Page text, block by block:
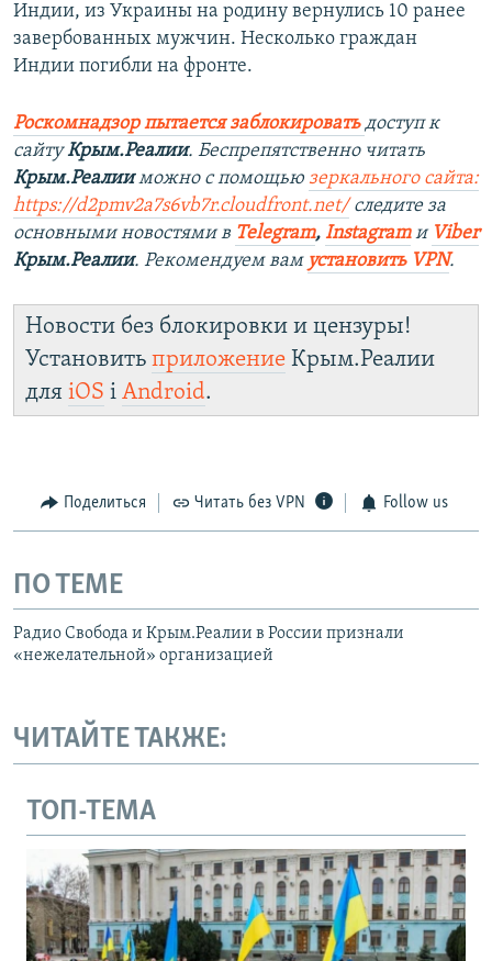
Индии, из Украины на родину вернулись 10 ранее
завербованных мужчин. Несколько граждан
Индии погибли на фронте.
Роскомнадзор пытается заблокировать доступ к
сайтуКрым.Реалии. Беспрепятственно читать
Крым.Реалииможно с помощью зеркального сайта:
https://d2pmv2a7s6vb7r.cloudfront.net/ следите за
основными новостями в Telegram, Instagramи Viber
Крым.Реалии. Рекомендуем вам установить VPN.
Новости без блокировки и цензуры!
Установить приложение Крым.Реалии
для iOS і Android.
Поделиться Читать без VPN Follow us
ПО ТЕМЕ
Радио Свобода и Крым.Реалии в России признали
«нежелательной» организацией
ЧИТАЙТЕ ТАКЖЕ:
ТОП-ТЕМА